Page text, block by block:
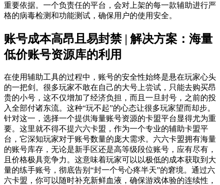
重要依据。一个负责任的平台，会对上架的每一款辅助进行严
格的病毒检测和功能测试，确保用户的使用安全。
账号成本高昂且易封禁 | 解决方案：海量
低价账号资源库的利用
在使用辅助工具的过程中，账号的安全性始终是悬在玩家心头
的一把剑。很多玩家不敢在自己的大号上尝试，只能去购买昂
贵的小号，这不仅增加了经济负担，而且一旦封号，之前的投
入全部付诸东流。这种“玩不起”的心态让很多玩家望而却步。
针对这一，选择一个提供海量账号资源的卡盟平台显得尤为重
要。这里就不得不提六六卡盟，作为一个专业的辅助卡盟平
台，它深知玩家对于账号数量的庞大需求。六六卡盟拥有海量
的账号库存，无论是新手区还是高等级段位账号，应有尽有，
且价格极具竞争力。这意味着玩家可以以极低的成本获取到大
量的练手账号，彻底告别“封一个号心疼半天”的窘境。通过六
六卡盟，你可以随时补充新鲜血液，确保游戏体验的连续性，